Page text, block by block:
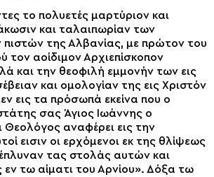
το πολυετές μαρτύριον και
και ταλαιπωρίαν των
πιστών της Αλβανίας, με πρώτον του
τον αοίδιμον Αρχιεπίσκοπον
και την θεοφιλή εμμονήν των εις
και ομολογίαν της εις Χριστόν
εις τα πρόσωπά εκείνα που ο
σας Άγιος Ιωάννης ο
Θεολόγος αναφέρει εις την
εισιν οι ερχόμενοι εκ της θλίψεως
τας στολάς αυτών και
τω αίματι του Αρνίου». Δόξα τω